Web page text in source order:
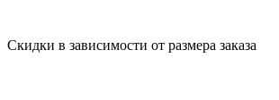
Скидки в зависимости от размера заказа